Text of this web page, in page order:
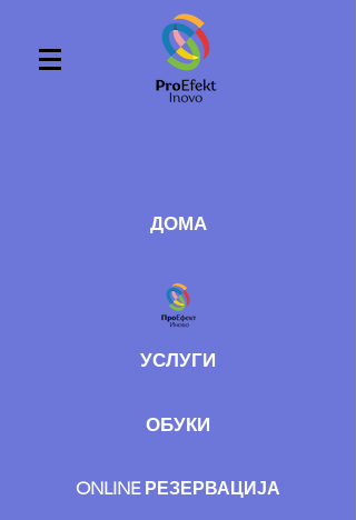
ДОМА
УСЛУГИ
ОБУКИ
ONLINE РЕЗЕРВАЦИЈА